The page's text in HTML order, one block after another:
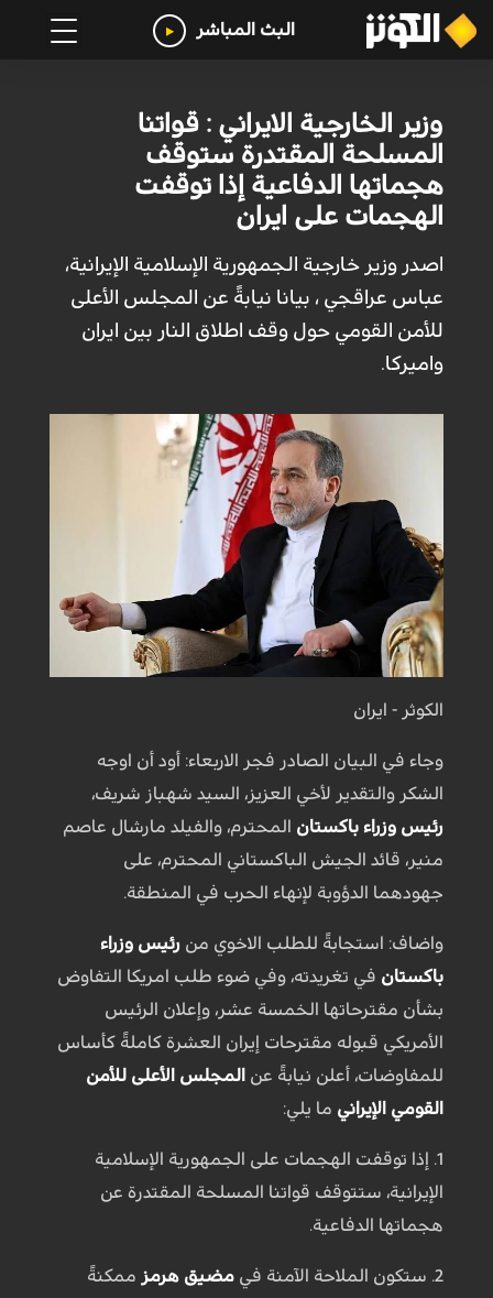
البث المباشر
وزير الخارجية الايراني : قواتنا
المسلحة المقتدرة ستوقف
هجماتها الدفاعية إذا توقفت
الهجمات على ايران
اصدر وزير خارجية الجمهورية الإسلامية الإيرانية،
عباس عراقجي ، بيانا نيابةً عن المجلس الأعلى
للأمن القومي حول وقف اطلاق النار بين ايران
واميركا.
الكوثر - ايران
وجاء في البيان الصادر فجر الاربعاء: أود أن اوجه
الشكر والتقدير لأخي العزيز، السيد شهباز شريف،
رئيس وزراء باكستان المحترم، والفيلد مارشال عاصم
منير، قائد الجيش الباكستاني المحترم، على
جهودهما الدؤوبة لإنهاء الحرب في المنطقة.
واضاف: استجابةً للطلب الاخوي من رئيس وزراء
باكستان في تغريدته، وفي ضوء طلب امريكا التفاوض
بشأن مقترحاتها الخمسة عشر، وإعلان الرئيس
الأمريكي قبوله مقترحات إيران العشرة كاملةً كأساس
للمفاوضات، أعلن نيابةً عن المجلس الأعلى للأمن
القومي الإيراني ما يلي:
1. إذا توقفت الهجمات على الجمهورية الإسلامية
الإيرانية، ستتوقف قواتنا المسلحة المقتدرة عن
هجماتها الدفاعية.
2. ستكون الملاحة الآمنة في مضيق هرمز ممكنةً